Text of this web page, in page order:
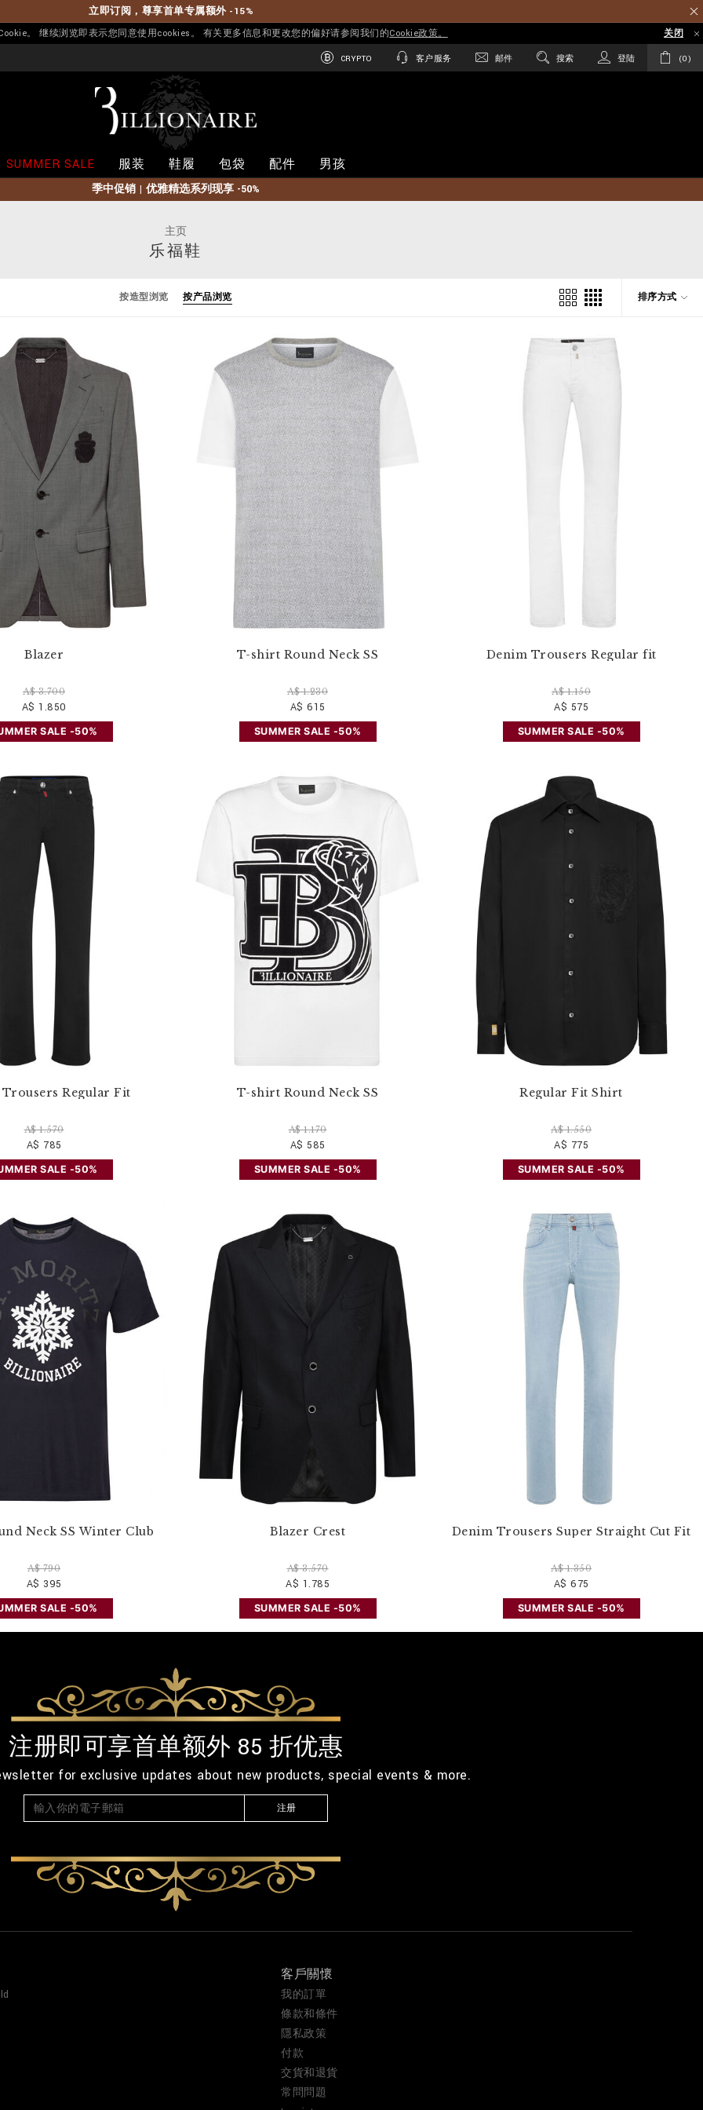
立即订阅，尊享首单专属额外 -15%
。 继续浏览即表示您同意使用cookies。 有关更多信息和更改您的偏好请参阅我们的Cookie政策。 关闭
CRYPTO 客户服务 邮件 搜索 登陆 0
l
n
a
SUMMER SALE 服装 鞋履 包袋 配件 男孩
季中促销 | 优雅精选系列现享 -50%
主页
乐福鞋
排序方式
按造型浏览 按产品浏览
Blazer
A$ 3.700
A$ 1.850
SALE -50%
T-shirt Round Neck SS
A$ 1.230
A$ 615
SUMMER SALE -50%
Denim Trousers Regular fit
A$ 1.150
A$ 575
SUMMER SALE -50%
Regular Fit
A$ 1.570
A$ 785
SALE -50%
T-shirt Round Neck SS
A$ 1.170
A$ 585
SUMMER SALE -50%
Regular Fit Shirt
A$ 1.550
A$ 775
SUMMER SALE -50%
Neck SS Winter Club
A$ 790
A$ 395
SALE -50%
Blazer Crest
A$ 3.570
A$ 1.785
SUMMER SALE -50%
Denim Trousers Super Straight Cut Fit
A$ 1.350
A$ 675
SUMMER SALE -50%
注册即可享首单额外 85 折优惠
for exclusive updates about new products, special events & more.
注册
客戶關懷
我的訂單
條款和條件
隱私政策
付款
交貨和退貨
常問問題